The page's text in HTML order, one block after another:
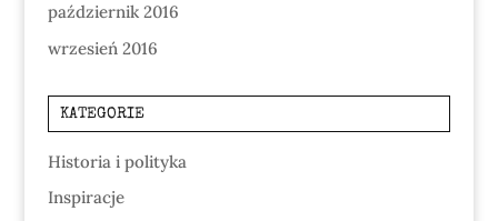
październik 2016
wrzesień 2016
KATEGORIE
Historia i polityka
Inspiracje